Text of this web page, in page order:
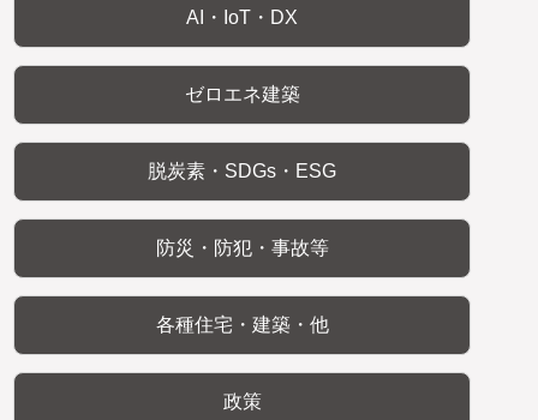
AI・IoT・DX
ゼロエネ建築
脱炭素・SDGs・ESG
防災・防犯・事故等
各種住宅・建築・他
政策